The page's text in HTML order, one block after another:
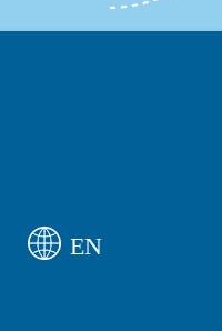
EN